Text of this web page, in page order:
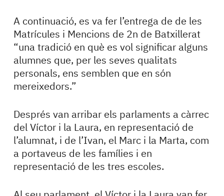
A continuació, es va fer l’entrega de de les
Matrícules i Mencions de 2n de Batxillerat
“una tradició en què es vol significar alguns
alumnes que, per les seves qualitats
personals, ens semblen que en són
mereixedors.”
Després van arribar els parlaments a càrrec
del Víctor i la Laura, en representació de
l’alumnat, i de l’Ivan, el Marc i la Marta, com
a portaveus de les famílies i en
representació de les tres escoles.